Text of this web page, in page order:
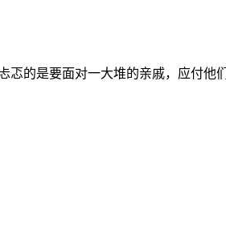
的是要面对一大堆的亲戚，应付他